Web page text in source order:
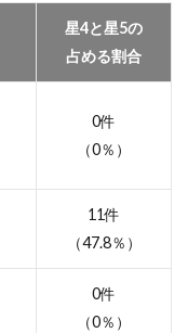
星4と星5の
占める割合
0件
（0％）
11件
（47.8％）
0件
（0％）